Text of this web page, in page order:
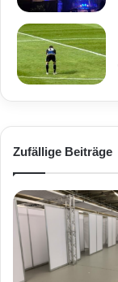
Zufällige Beiträge